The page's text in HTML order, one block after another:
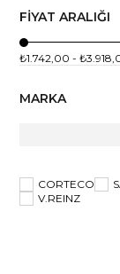
POLO 1
POLO
GOLF 5
CADDY 2
FIYAT ARALIĞI
₺1.742,00 -
MARKA
CORTECO
V.REINZ